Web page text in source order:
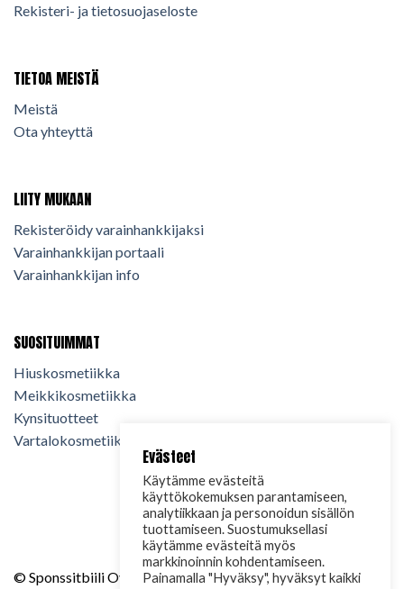
Rekisteri- ja tietosuojaseloste
TIETOA MEISTÄ
Meistä
Ota yhteyttä
LIITY MUKAAN
Rekisteröidy varainhankkijaksi
Varainhankkijan portaali
Varainhankkijan info
SUOSITUIMMAT
Hiuskosmetiikka
Meikkikosmetiikka
Kynsituotteet
Vartalokosmetiikka
© Sponssitbiili Oy. 2024. Kaikki oikeudet pidätetään.
Evästeet
Käytämme evästeitä
käyttökokemuksen parantamiseen,
analytiikkaan ja personoidun sisällön
tuottamiseen. Suostumuksellasi
käytämme evästeitä myös
markkinoinnin kohdentamiseen.
Painamalla "Hyväksy", hyväksyt kaikki